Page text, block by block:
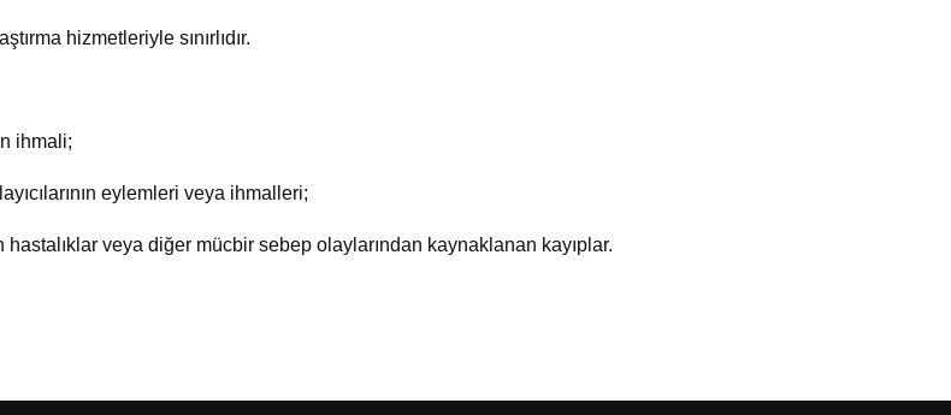
hizmetleriyle sınırlıdır.
ihmali;
eylemleri veya ihmalleri;
veya diğer mücbir sebep olaylarından kaynaklanan kayıplar.